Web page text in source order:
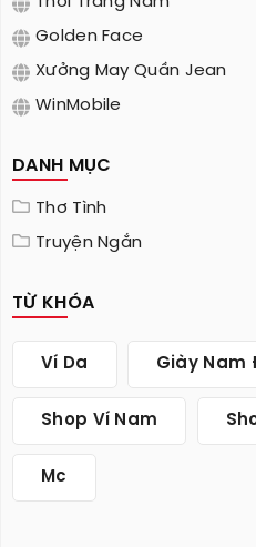
Golden Face
Xưởng May Quần Jean
WinMobile
DANH MỤC
Thơ Tình
Truyện Ngắn
TỪ KHÓA
Ví Da Giày Nam
Shop Ví Nam
Mc